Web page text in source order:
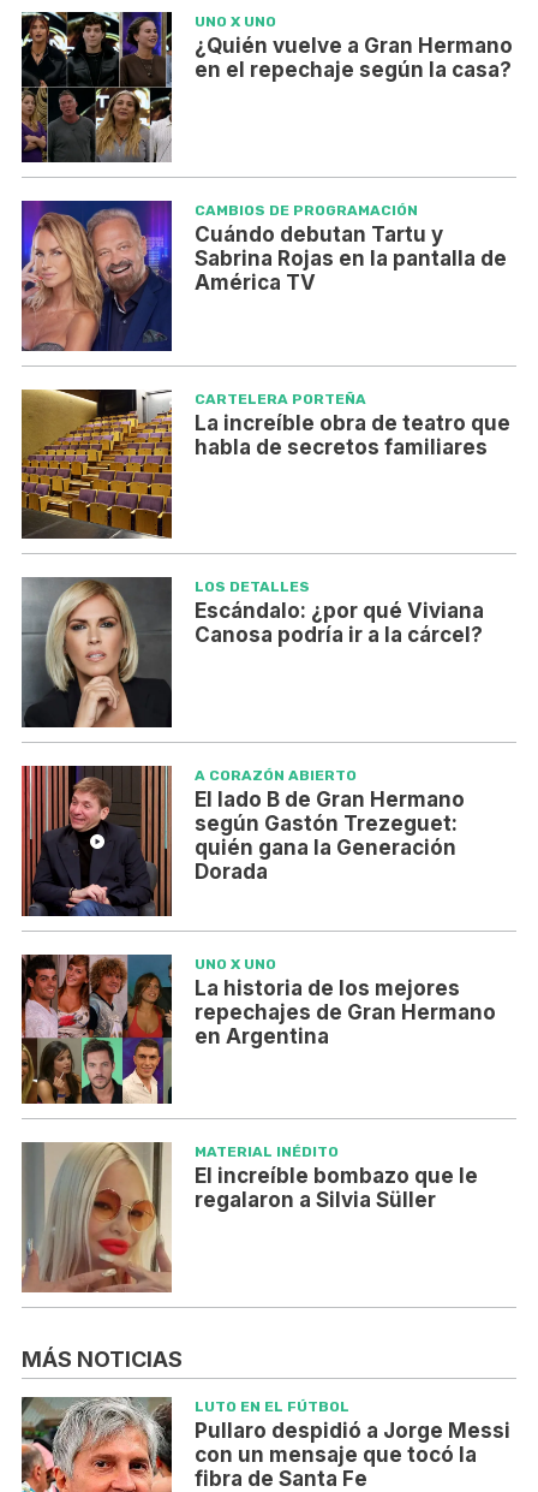
UNO X UNO
¿Quién vuelve a Gran Hermano
en el repechaje según la casa?
CAMBIOS DE PROGRAMACIÓN
Cuándo debutan Tartu y
Sabrina Rojas en la pantalla de
América TV
CARTELERA PORTEÑA
La increíble obra de teatro que
habla de secretos familiares
LOS DETALLES
Escándalo: ¿por qué Viviana
Canosa podría ir a la cárcel?
A CORAZÓN ABIERTO
El lado B de Gran Hermano
según Gastón Trezeguet:
quién gana la Generación
Dorada
UNO X UNO
La historia de los mejores
repechajes de Gran Hermano
en Argentina
MATERIAL INÉDITO
El increíble bombazo que le
regalaron a Silvia Süller
MÁS NOTICIAS
LUTO EN EL FÚTBOL
Pullaro despidió a Jorge Messi
con un mensaje que tocó la
fibra de Santa Fe